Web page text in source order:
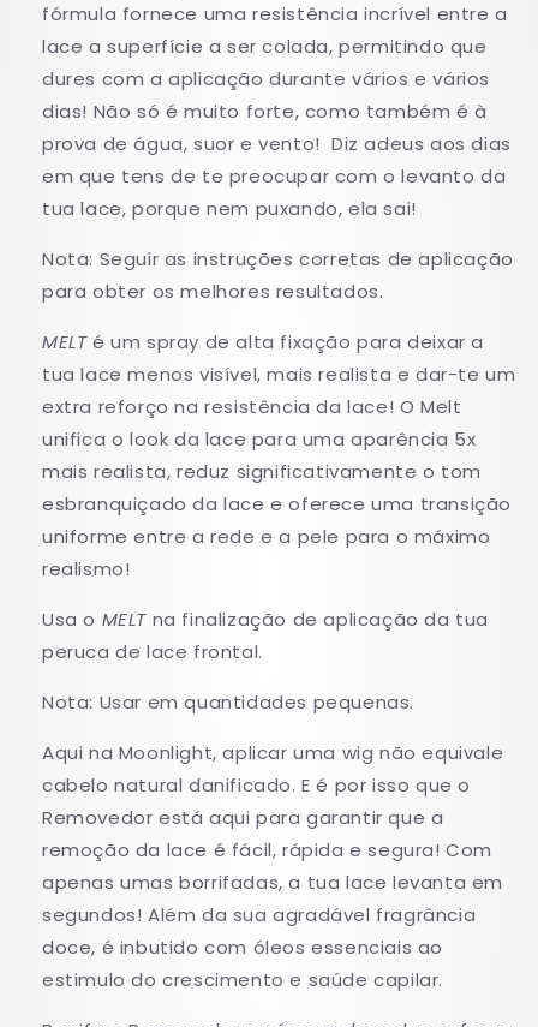
fórmula fornece uma resistência incrível entre a
lace a superfície a ser colada, permitindo que
dures com a aplicação durante vários e vários
dias! Não só é muito forte, como também é à
prova de água, suor e vento! Diz adeus aos dias
em que tens de te preocupar com o levanto da
tua lace, porque nem puxando, ela sai!
Nota: Seguir as instruções corretas de aplicação
para obter os melhores resultados.
MELTé um spray de alta fixação para deixar a
tua lace menos visível, mais realista e dar-te um
extra reforço na resistência da lace! O Melt
unifica o look da lace para uma aparência 5x
mais realista, reduz significativamente o tom
esbranquiçado da lace e oferece uma transição
uniforme entre a rede e a pele para o máximo
realismo!
Usa o MELT na finalização de aplicação da tua
peruca de lace frontal.
Nota: Usar em quantidades pequenas.
Aqui na Moonlight, aplicar uma wig não equivale
cabelo natural danificado. E é por isso que o
Removedor está aqui para garantir que a
remoção da lace é fácil, rápida e segura! Com
apenas umas borrifadas, a tua lace levanta em
segundos! Além da sua agradável fragrância
doce, é inbutido com óleos essenciais ao
estimulo do crescimento e saúde capilar.